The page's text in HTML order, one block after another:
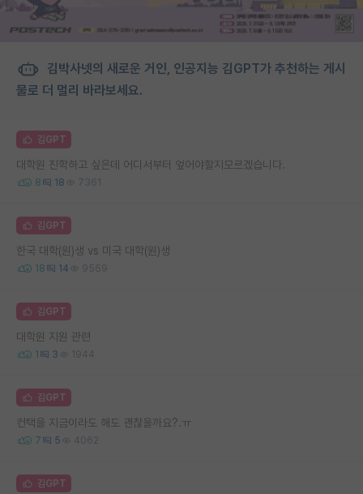
김박사넷의 새로운 거인, 인공지능 김GPT가 추천하는 게시
물로 더 멀리 바라보세요.
김GPT
대학원 진학하고 싶은데 어디서부터 엎어야할지모르겠습니다.
8 18 7361
김GPT
한국 대학(원)생 vs 미국 대학(원)생
18 14 9569
김GPT
대학원 지원 관련
1 3 1944
김GPT
컨택을 지금이라도 해도 괜찮을까요?.ㅠ
7 5 4062
김GPT